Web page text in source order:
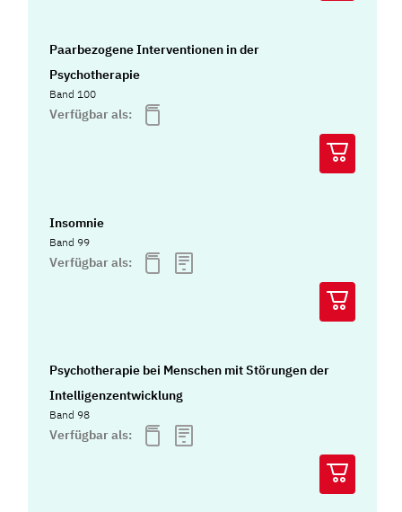
Paarbezogene Interventionen in der
Psychotherapie
Band 100
Verfügbar als:
Insomnie
Band 99
Verfügbar als:
Psychotherapie bei Menschen mit Störungen der
Intelligenzentwicklung
Band 98
Verfügbar als: